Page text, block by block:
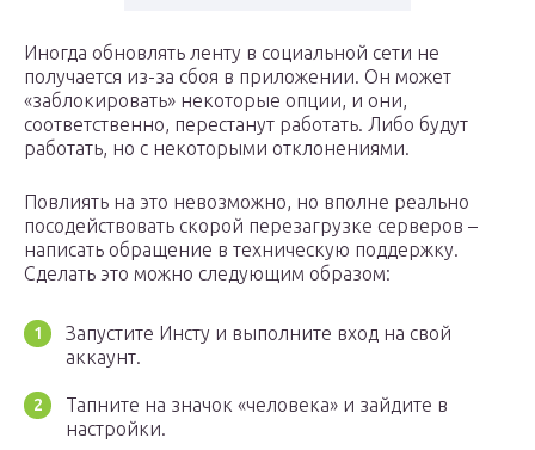
Иногда обновлять ленту в социальной сети не
получается из-за сбоя в приложении. Он может
«заблокировать» некоторые опции, и они,
соответственно, перестанут работать. Либо будут
работать, но с некоторыми отклонениями.
Повлиять на это невозможно, но вполне реально
посодействовать скорой перезагрузке серверов –
написать обращение в техническую поддержку.
Сделать это можно следующим образом:
Запустите Инсту и выполните вход на свой
аккаунт.
Тапните на значок «человека» и зайдите в
настройки.